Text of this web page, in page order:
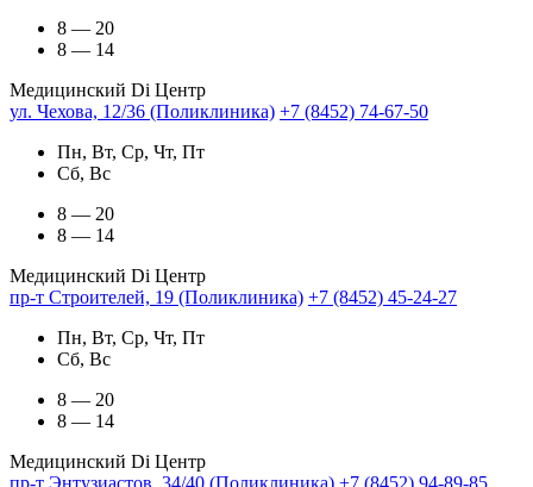
8 — 20
8 — 14
Медицинский Di Центр
ул. Чехова, 12/36 (Поликлиника) +7 (8452) 74-67-50
Пн, Вт, Ср, Чт, Пт
Сб, Вс
8 — 20
8 — 14
Медицинский Di Центр
пр-т Строителей, 19 (Поликлиника) +7 (8452) 45-24-27
Пн, Вт, Ср, Чт, Пт
Сб, Вс
8 — 20
8 — 14
Медицинский Di Центр